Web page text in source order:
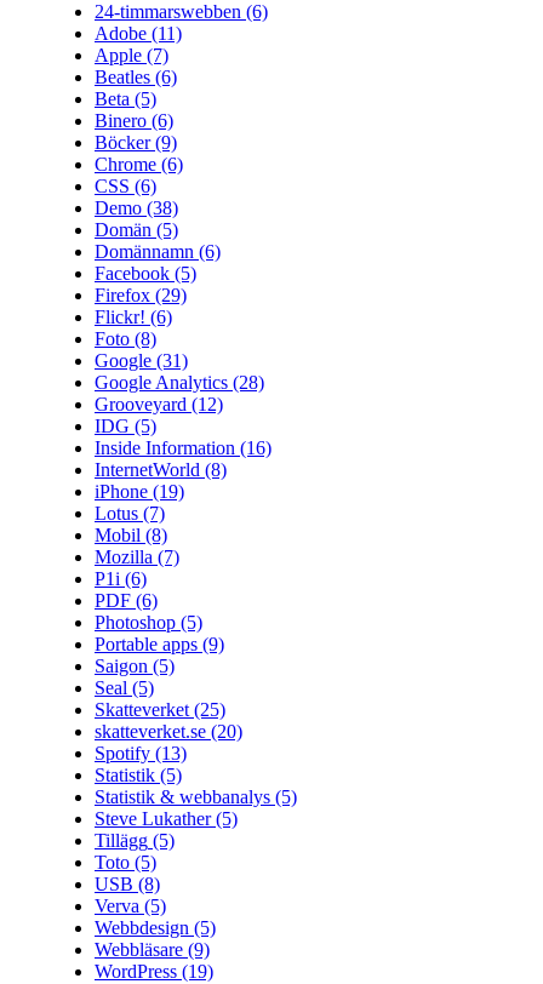
24-timmarswebben (6)
Adobe (11)
Apple (7)
Beatles (6)
Beta (5)
Binero (6)
Böcker(9)
Chrome (6)
CSS (6)
Demo (38)
Domän (5)
Domännamn (6)
Facebook (5)
Firefox (29)
Flickr! (6)
Foto (8)
Google (31)
Google Analytics (28)
Grooveyard (12)
IDG (5)
Inside Information (16)
InternetWorld (8)
iPhone (19)
Lotus (7)
Mobil (8)
Mozilla (7)
P1i (6)
PDF (6)
Photoshop (5)
Portable apps (9)
Saigon (5)
Seal (5)
Skatteverket (25)
skatteverket.se (20)
Spotify (13)
Statistik (5)
Statistik & webbanalys (5)
Steve Lukather(5)
Tillägg (5)
Toto (5)
USB (8)
Verva (5)
Webbdesign (5)
Webbläsare (9)
WordPress (19)